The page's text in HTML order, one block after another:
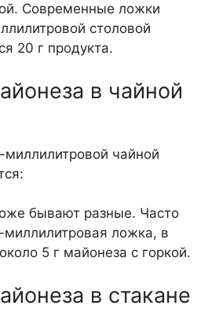
Современные ложки
столовой
20 г продукта.
в чайной
миллилитровой чайной
бывают разные. Часто
миллилитровая ложка, в
5 г майонеза с горкой.
в стакане